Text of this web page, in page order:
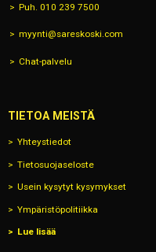
Puh. 010 239 7500
myynti@sareskoski.com
Chat-palvelu
TIETOA MEISTÄ
Yhteystiedot
Tietosuojaseloste
Usein kysytyt kysymykset
Ympäristöpolitiikka
Lue lisää